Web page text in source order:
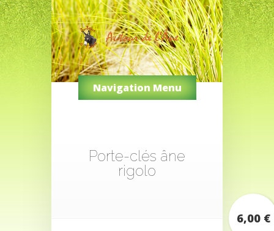
Navigation Menu
Porte-clés âne
rigolo
6,00 €